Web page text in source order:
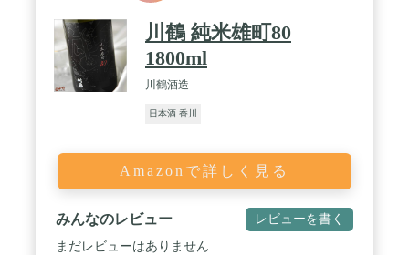
川鶴 純米雄町80
1800ml
川鶴酒造
日本酒 香川
Amazonで詳しく見る
みんなのレビュー レビューを書く
まだレビューはありません